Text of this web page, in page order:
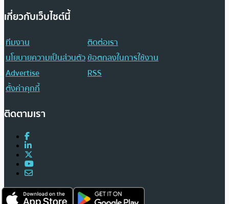
เกี่ยวกับเว็บไซต์นี้
ทีมงาน
ติดต่อเรา
นโยบายความเป็นส่วนตัวข้อตกลงในการใช้งาน
Advertise
RSS
ตั้งค่าคุกกี้
ติดตามเรา